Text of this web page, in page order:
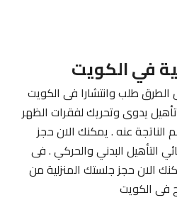
في الكويت
الطرق طلب وانتشارا فى الكويت
يدوى وتحريك لفقرات الظهر
الناتجة عنه . يمكنك الان حجز
التأهيل البدني والحركي . فى
الان حجز جلستك المنزلية من
فى الكويت